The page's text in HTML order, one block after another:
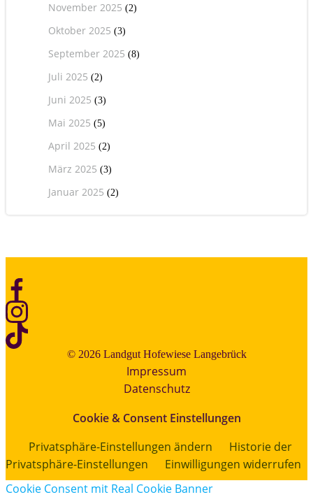
November 2025 (2)
Oktober 2025 (3)
September 2025 (8)
Juli 2025 (2)
Juni 2025 (3)
Mai 2025 (5)
April 2025 (2)
März 2025 (3)
Januar 2025 (2)
© 2026 Landgut Hofewiese Langebrück
Impressum
Datenschutz
Cookie & Consent Einstellungen
Privatsphäre-Einstellungen ändern
Historie der
Privatsphäre-Einstellungen
Einwilligungen widerrufen
Cookie Consent mit Real Cookie Banner